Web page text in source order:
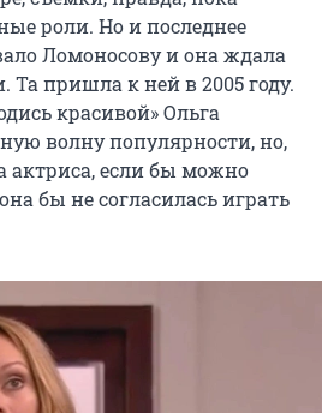
роли. Но и последнее
Ломоносову и она ждала
Та пришла к ней в 2005 году.
красивой» Ольга
волну популярности, но,
актриса, если бы можно
бы не согласилась играть